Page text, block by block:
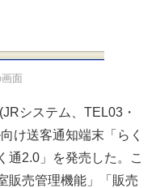
面
システム、TEL03・
け送客通知端末「らく
通2.0」を発売した。こ
販売管理機能」「販売